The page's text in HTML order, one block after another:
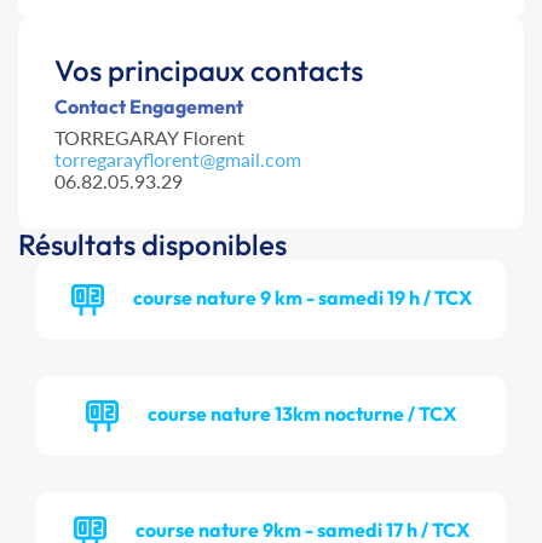
Vos principaux contacts
Contact Engagement
TORREGARAY Florent
torregarayflorent@gmail.com
06.82.05.93.29
Résultats disponibles
course nature 9 km - samedi 19 h / TCX
course nature 13km nocturne / TCX
course nature 9km - samedi 17 h / TCX